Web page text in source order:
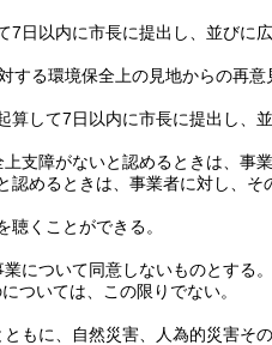
日以内に市長に提出し、並びに
する環境保全上の見地からの再
して7日以内に市長に提出し、
支障がないと認めるときは、事
めるときは、事業者に対し、
くことができる。
について同意しないものとする。
ついては、この限りでない。
もに、自然災害、人為的災害そ